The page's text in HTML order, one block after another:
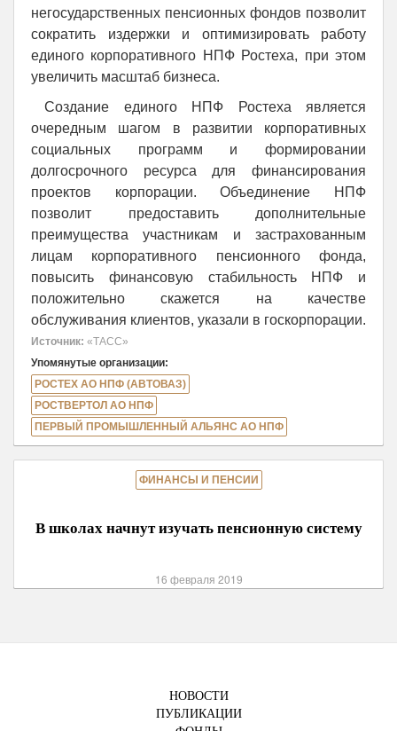
негосударственных пенсионных фондов позволит
сократить издержки и оптимизировать работу
единого корпоративного НПФ Ростеха, при этом
увеличить масштаб бизнеса.
Создание единого НПФ Ростеха является
очередным шагом в развитии корпоративных
социальных программ и формировании
долгосрочного ресурса для финансирования
проектов корпорации. Объединение НПФ
позволит предоставить дополнительные
преимущества участникам и застрахованным
лицам корпоративного пенсионного фонда,
повысить финансовую стабильность НПФ и
положительно скажется на качестве
обслуживания клиентов, указали в госкорпорации.
Источник: «ТАСС»
Упомянутые организации:
РОСТЕХ АО НПФ (АВТОВАЗ)
РОСТВЕРТОЛ АО НПФ
ПЕРВЫЙ ПРОМЫШЛЕННЫЙ АЛЬЯНС АО НПФ
ФИНАНСЫ И ПЕНСИИ
В школах начнут изучать пенсионную систему
16 февраля 2019
НОВОСТИ
ПУБЛИКАЦИИ